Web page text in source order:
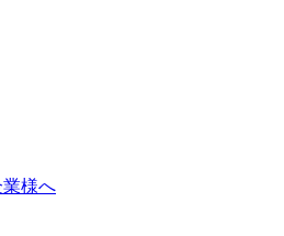
様へ